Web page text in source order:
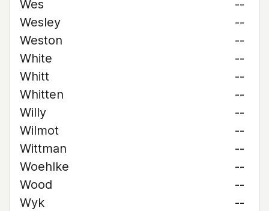
Wes
--
Wesley
--
Weston
--
White
--
Whitt
--
Whitten
--
Willy
--
Wilmot
--
Wittman
--
Woehlke
--
Wood
--
Wyk
--